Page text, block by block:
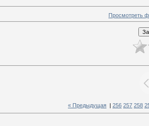
Просмотреть
« Предыдущая 256 257 258